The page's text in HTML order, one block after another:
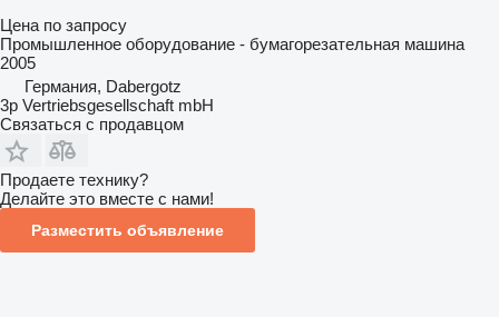
Цена по запросу
Промышленное оборудование - бумагорезательная машина
2005
Германия, Dabergotz
3p Vertriebsgesellschaft mbH
Связаться с продавцом
Продаете технику?
Делайте это вместе с нами!
Разместить объявление